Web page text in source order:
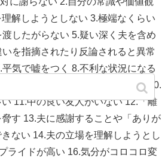
解しようとしない 3.極端なくらい
したがらない 5.疑い深く夫を含め
を指摘されたり反論されると異常
気で嘘をつく 8.不利な状況になる
る 9.他人の幸せを異常に嫌がる 10.
11.中の良い友人がいない 12.「離
す 13.夫に感謝することや「ありが
ない 14.夫の立場を理解しようとし
ライドが高い 16.気分がコロコロ変